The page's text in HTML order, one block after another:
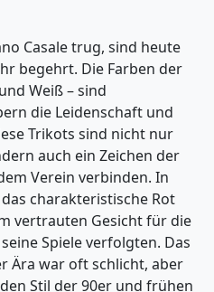
Casale trug, sind heute
begehrt. Die Farben der
Weiß – sind
die Leidenschaft und
Trikots sind nicht nur
auch ein Zeichen der
Verein verbinden. In
charakteristische Rot
vertrauten Gesicht für die
Spiele verfolgten. Das
Ära war oft schlicht, aber
Stil der 90er und frühen